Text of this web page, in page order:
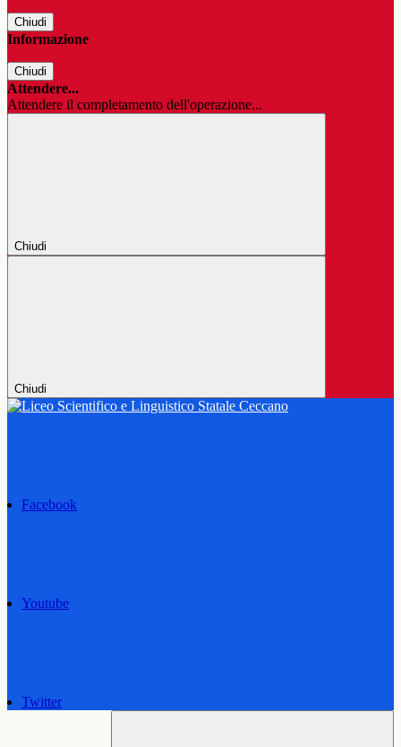
Chiudi
Informazione
Chiudi
Attendere...
Attendere il completamento dell'operazione...
Chiudi
Chiudi
Facebook
Youtube
Twitter